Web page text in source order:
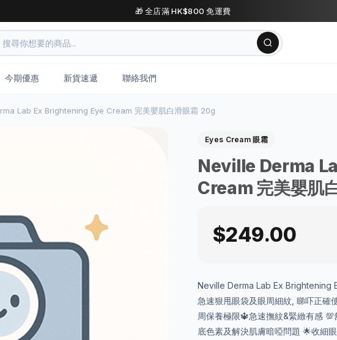
🎁 全店滿 HK$800 免運費
今期優惠 新貨速遞 聯絡我們
Lab Ex Brightening Eye Cream 完美嬰肌白滑眼霜 20g
Eyes Cream 眼霜
Neville Derma
Cream 完美嬰肌
$249.00
Neville Derma Lab Ex Brightening
急速狠甩眼袋及眼周細紋, 睇吓正確
周保養極限🔱急速撫紋&緊緻有感
底色素及解決肌膚暗啞問題 🌟收細